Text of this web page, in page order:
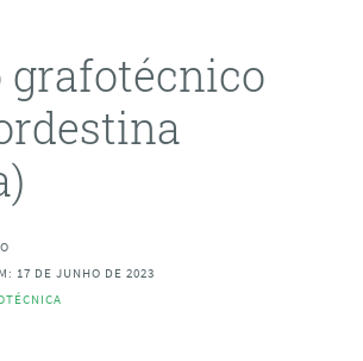
grafotécnico
17 DE JUNHO DE 2023